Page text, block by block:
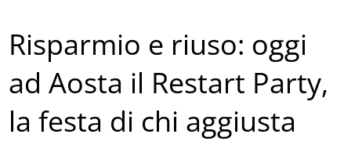
Risparmio e riuso: oggi
ad Aosta il Restart Party,
la festa di chi aggiusta